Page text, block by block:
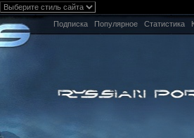
Подписка Популярное Статистика